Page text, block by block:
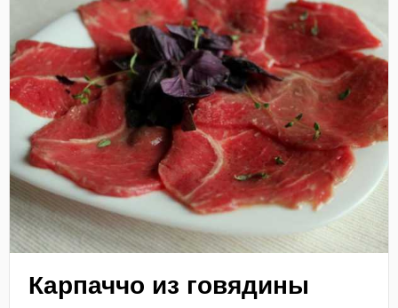
Карпаччо из говядины